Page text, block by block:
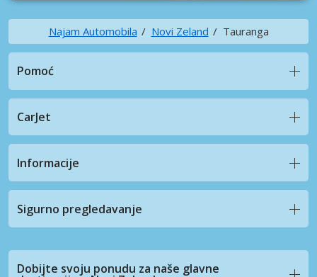
Najam Automobila Novi Zeland Tauranga
Pomoć
CarJet
Informacije
Sigurno pregledavanje
Dobijte svoju ponudu za naše glavne